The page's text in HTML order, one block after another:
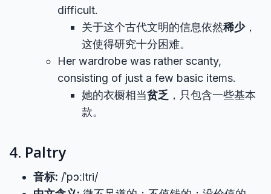
difficult.
关于这个古代文明的信息依然稀少，
这使得研究十分困难。
Her wardrobe was rather scanty,
consisting of just a few basic items.
她的衣橱相当贫乏 ，只包含一些基本
款。
4. Paltry
音标: /ˈpɔːltri/